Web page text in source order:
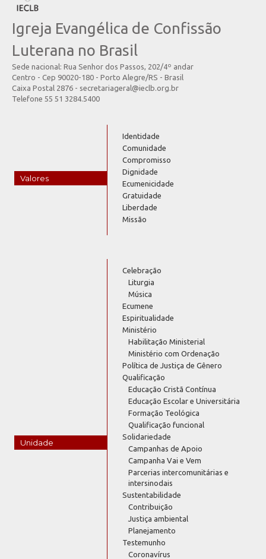
Igreja Evangélica de Confissão
Luterana no Brasil
Sede nacional: Rua Senhor dos Passos, 202/4º andar
Centro - Cep 90020-180 - Porto Alegre/RS - Brasil
Caixa Postal 2876 - secretariageral@ieclb.org.br
Telefone 55 51 3284.5400
Valores
Identidade
Comunidade
Compromisso
Dignidade
Ecumenicidade
Gratuidade
Liberdade
Missão
Unidade
Celebração
Liturgia
Música
Ecumene
Espiritualidade
Ministério
Habilitação Ministerial
Ministério com Ordenação
Política de Justiça de Gênero
Qualificação
Educação Cristã Contínua
Educação Escolar e Universitária
Formação Teológica
Qualificação funcional
Solidariedade
Campanhas de Apoio
Campanha Vai e Vem
Parcerias intercomunitárias e
intersinodais
Sustentabilidade
Contribuição
Justiça ambiental
Planejamento
Testemunho
Coronavírus